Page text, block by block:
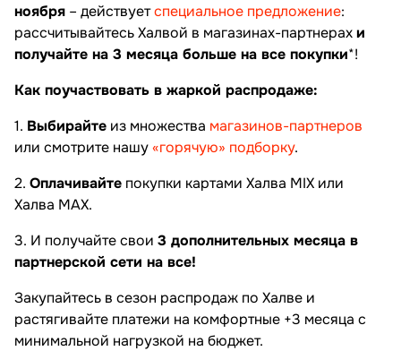
ноября – действуетспециальное предложение:
рассчитывайтесь Халвой в магазинах-партнерахи
получайте на 3 месяца больше на все покупки*!
Как поучаствовать в жаркой распродаже:
1. Выбирайте из множества магазинов-партнеров
или смотрите нашу«горячую» подборку.
2. Оплачивайте покупки картами Халва MIX или
Халва MAX.
3. И получайте свои 3 дополнительных месяца в
партнерской сети на все!
Закупайтесь в сезон распродаж по Халве и
растягивайте платежи на комфортные +3 месяца с
минимальной нагрузкой на бюджет.